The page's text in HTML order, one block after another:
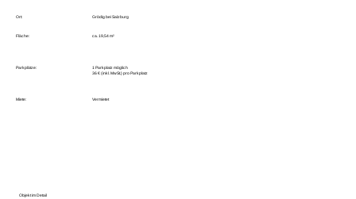
Ort:
Fläche:
Parkplätze:
Miete:
Grödig bei Salzburg
ca. 19,54 m²
Vermietet
1 Parkplatz möglich
36 € (inkl. MwSt.) pro Parkplatz
Objekt im Detail